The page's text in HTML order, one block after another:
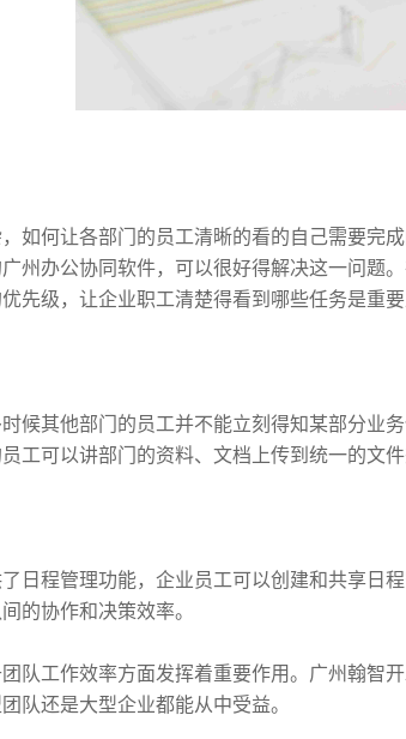
如何让各部门的员工清晰的看的自己需要完
州办公协同软件，可以很好得解决这一问题
先级，让企业职工清楚得看到哪些任务是重
候其他部门的员工并不能立刻得知某部分业
工可以讲部门的资料、文档上传到统一的文
日程管理功能，企业员工可以创建和共享日
的协作和决策效率。
队工作效率方面发挥着重要作用。广州翰智
队还是大型企业都能从中受益。